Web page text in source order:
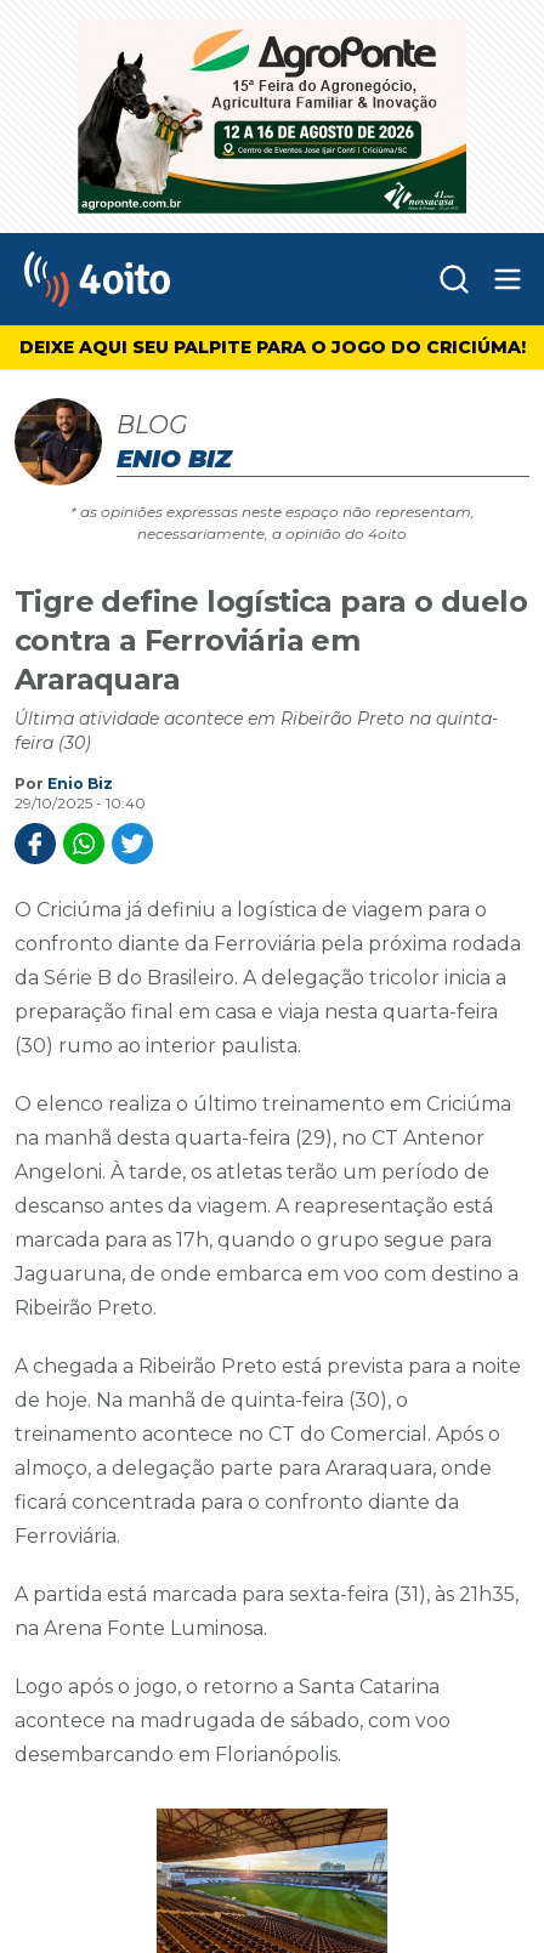
4oito
DEIXE AQUI SEU PALPITE PARA O JOGO DO CRICIÚMA!
BLOG
ENIO BIZ
* as opiniões expressas neste espaço não representam,
necessariamente, a opinião do 4oito
Tigre define logística para o duelo
contra a Ferroviária em
Araraquara
Última atividade acontece em Ribeirão Preto na quinta-
feira (30)
Por Enio Biz
29/10/2025 - 10:40
O Criciúma já definiu a logística de viagem para o
confronto diante da Ferroviária pela próxima rodada
da Série B do Brasileiro. A delegação tricolor inicia a
preparação final em casa e viaja nesta quarta-feira
(30) rumo ao interior paulista.
O elenco realiza o último treinamento em Criciúma
na manhã desta quarta-feira (29), no CT Antenor
Angeloni. À tarde, os atletas terão um período de
descanso antes da viagem. A reapresentação está
marcada para as 17h, quando o grupo segue para
Jaguaruna, de onde embarca em voo com destino a
Ribeirão Preto.
A chegada a Ribeirão Preto está prevista para a noite
de hoje. Na manhã de quinta-feira (30), o
treinamento acontece no CT do Comercial. Após o
almoço, a delegação parte para Araraquara, onde
ficará concentrada para o confronto diante da
Ferroviária.
A partida está marcada para sexta-feira (31), às 21h35,
na Arena Fonte Luminosa.
Logo após o jogo, o retorno a Santa Catarina
acontece na madrugada de sábado, com voo
desembarcando em Florianópolis.